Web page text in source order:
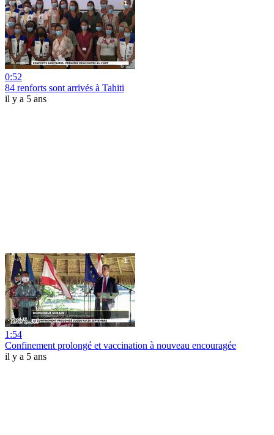
0:52
84 renforts sont arrivés à Tahiti
il y a 5 ans
1:54
Confinement prolongé et vaccination à nouveau encouragée
il y a 5 ans